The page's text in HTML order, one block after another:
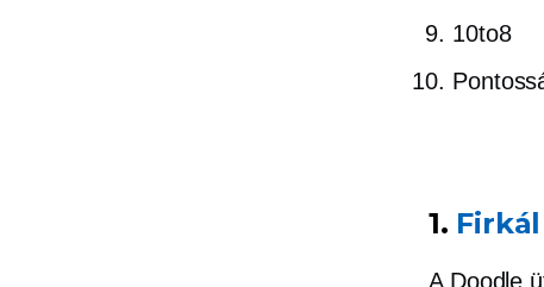
10to8
1. Firkál
A Doodle